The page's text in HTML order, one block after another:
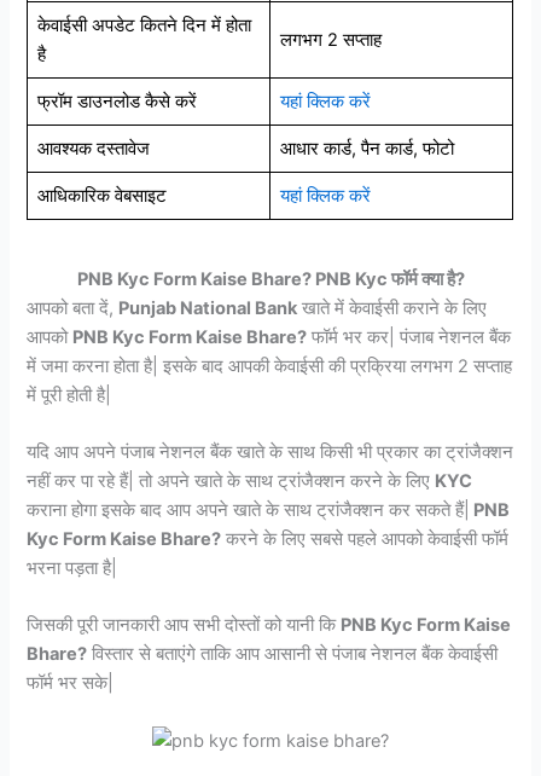
केवाईसी अपडेट कितने दिन में होता
है
लगभग 2 सप्ताह
फ्रॉम डाउनलोड कैसे करें यहां क्लिक करें
आवश्यक दस्तावेज आधार कार्ड, पैन कार्ड, फोटो
आधिकारिक वेबसाइट यहां क्लिक करें
PNB Kyc Form Kaise Bhare? PNB Kyc फॉर्म क्या है?
आपको बता दें, Punjab National Bank खाते में केवाईसी कराने के लिए
आपको PNB Kyc Form Kaise Bhare? फॉर्म भर कर| पंजाब नेशनल बैंक
में जमा करना होता है| इसके बाद आपकी केवाईसी की प्रक्रिया लगभग 2 सप्ताह
में पूरी होती है|
यदि आप अपने पंजाब नेशनल बैंक खाते के साथ किसी भी प्रकार का ट्रांजैक्शन
नहीं कर पा रहे हैं| तो अपने खाते के साथ ट्रांजैक्शन करने के लिए KYC
कराना होगा इसके बाद आप अपने खाते के साथ ट्रांजैक्शन कर सकते हैं| PNB
Kyc Form Kaise Bhare? करने के लिए सबसे पहले आपको केवाईसी फॉर्म
भरना पड़ता है|
जिसकी पूरी जानकारी आप सभी दोस्तों को यानी कि PNB Kyc Form Kaise
Bhare? विस्तार से बताएंगे ताकि आप आसानी से पंजाब नेशनल बैंक केवाईसी
फॉर्म भर सके|